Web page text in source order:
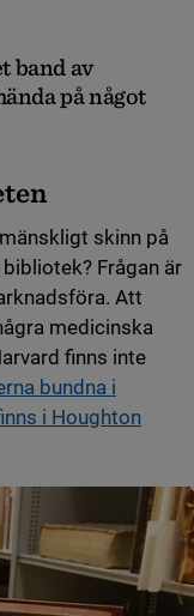
band av
på något
skinn på
Frågan är
Att
medicinska
finns inte
bundna i
webbplats.
i Houghton